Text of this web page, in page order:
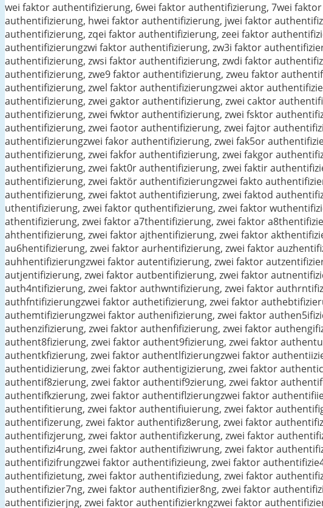
wei faktor authentifizierung, 6wei faktor authentifizierung, 7wei
authentifizierung, hwei faktor authentifizierung, jwei faktor
authentifizierung, zqei faktor authentifizierung, zeei faktor
authentifizierungzwi faktor authentifizierung, zw3i faktor
authentifizierung, zwsi faktor authentifizierung, zwdi faktor
authentifizierung, zwe9 faktor authentifizierung, zweu faktor
authentifizierung, zwel faktor authentifizierungzwei aktor
authentifizierung, zwei gaktor authentifizierung, zwei caktor
authentifizierung, zwei fwktor authentifizierung, zwei fsktor
authentifizierung, zwei faotor authentifizierung, zwei fajtor
authentifizierungzwei fakor authentifizierung, zwei fak5or
authentifizierung, zwei fakfor authentifizierung, zwei fakgor
authentifizierung, zwei fakt0r authentifizierung, zwei faktir
authentifizierung, zwei faktör authentifizierungzwei fakto
authentifizierung, zwei faktot authentifizierung, zwei faktod
uthentifizierung, zwei faktor quthentifizierung, zwei faktor
athentifizierung, zwei faktor a7thentifizierung, zwei faktor
ahthentifizierung, zwei faktor ajthentifizierung, zwei faktor
au6hentifizierung, zwei faktor aurhentifizierung, zwei faktor
auhhentifizierungzwei faktor autentifizierung, zwei faktor
autjentifizierung, zwei faktor autbentifizierung, zwei faktor
auth4ntifizierung, zwei faktor authwntifizierung, zwei faktor
authfntifizierungzwei faktor authetifizierung, zwei faktor
authemtifizierungzwei faktor authenifizierung, zwei faktor
authenzifizierung, zwei faktor authenfifizierung, zwei faktor
authent8fizierung, zwei faktor authent9fizierung, zwei faktor
authentkfizierung, zwei faktor authentlfizierungzwei faktor
authentidizierung, zwei faktor authentigizierung, zwei faktor
authentif8zierung, zwei faktor authentif9zierung, zwei faktor
authentifkzierung, zwei faktor authentiflzierungzwei faktor
authentifitierung, zwei faktor authentifiuierung, zwei faktor
authentifizerung, zwei faktor authentifiz8erung, zwei faktor
authentifizjerung, zwei faktor authentifizkerung, zwei faktor
authentifizi4rung, zwei faktor authentifiziwrung, zwei faktor
authentifizifrungzwei faktor authentifizieung, zwei faktor
authentifizietung, zwei faktor authentifiziedung, zwei faktor
authentifizier7ng, zwei faktor authentifizier8ng, zwei faktor
authentifizierjng, zwei faktor authentifizierkngzwei faktor